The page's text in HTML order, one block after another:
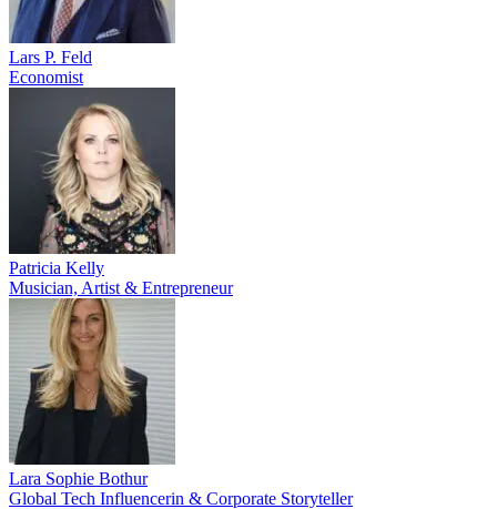
Lars P. Feld
Economist
Patricia Kelly
Musician, Artist & Entrepreneur
Lara Sophie Bothur
Global Tech Influencerin & Corporate Storyteller